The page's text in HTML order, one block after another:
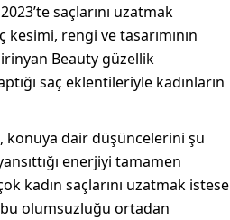
saçlarını uzatmak
rengi ve tasarımının
Beauty güzellik
saç eklentileriyle kadınların
konuya dair düşüncelerini şu
enerjiyi tamamen
kadın saçlarını uzatmak istese
bu olumsuzluğu ortadan